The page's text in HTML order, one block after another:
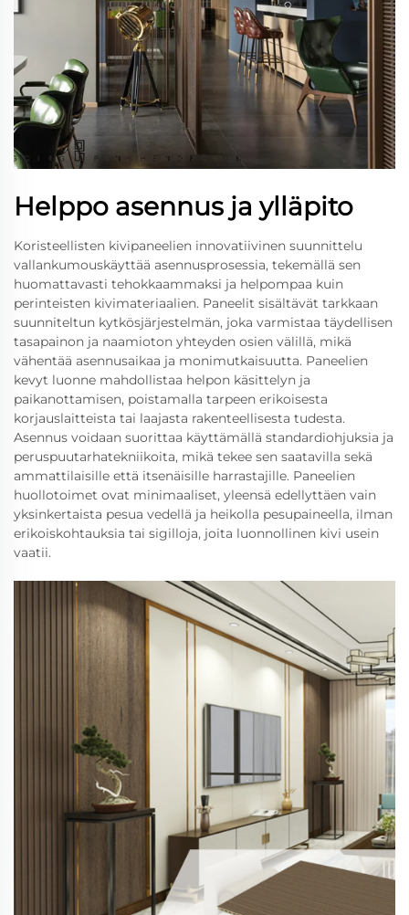
Helppo asennus ja ylläpito
Koristeellisten kivipaneelien innovatiivinen suunnittelu
vallankumouskäyttää asennusprosessia, tekemällä sen
huomattavasti tehokkaammaksi ja helpompaa kuin
perinteisten kivimateriaalien. Paneelit sisältävät tarkkaan
suunniteltun kytkösjärjestelmän, joka varmistaa täydellisen
tasapainon ja naamioton yhteyden osien välillä, mikä
vähentää asennusaikaa ja monimutkaisuutta. Paneelien
kevyt luonne mahdollistaa helpon käsittelyn ja
paikanottamisen, poistamalla tarpeen erikoisesta
korjauslaitteista tai laajasta rakenteellisesta tudesta.
Asennus voidaan suorittaa käyttämällä standardiohjuksia ja
peruspuutarhatekniikoita, mikä tekee sen saatavilla sekä
ammattilaisille että itsenäisille harrastajille. Paneelien
huollotoimet ovat minimaaliset, yleensä edellyttäen vain
yksinkertaista pesua vedellä ja heikolla pesupaineella, ilman
erikoiskohtauksia tai sigilloja, joita luonnollinen kivi usein
vaatii.